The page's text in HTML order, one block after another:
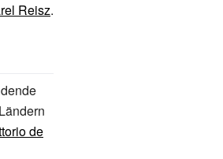
Reisz.
de